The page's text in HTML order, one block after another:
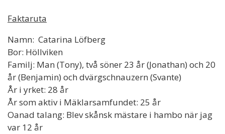
Faktaruta
Namn: Catarina Löfberg
Bor: Höllviken
Familj: Man (Tony), två söner 23 år (Jonathan) och 20
år (Benjamin) och dvärgschnauzern (Svante)
År i yrket: 28 år
År som aktiv i Mäklarsamfundet: 25 år
Oanad talang: Blev skånsk mästare i hambo när jag
var 12 år